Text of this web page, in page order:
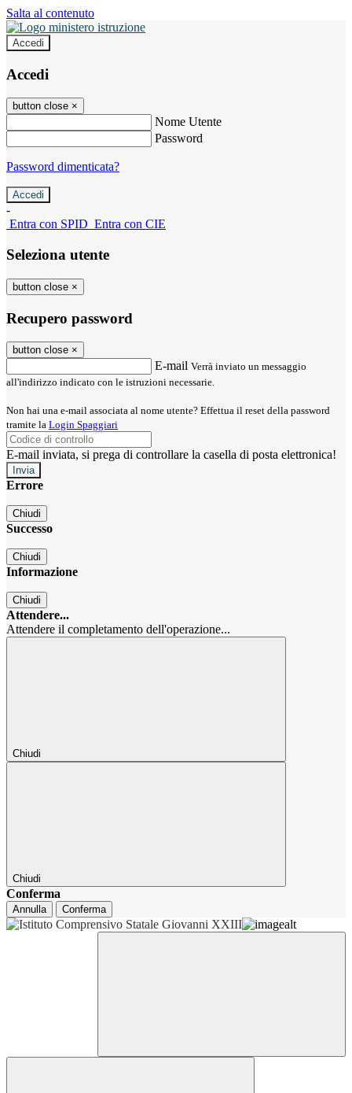
Salta al contenuto
Accedi
Accedi
button close ×
Nome Utente
Password
Password dimenticata?
-
Entra con SPID Entra con CIE
Seleziona utente
button close ×
Recupero password
button close ×
E-mail Verrà inviato un messaggio
all'indirizzo indicato con le istruzioni necessarie.
Non hai una e-mail associata al nome utente? Effettua il reset della password
tramite la Login Spaggiari
E-mail inviata, si prega di controllare la casella di posta elettronica!
Errore
Chiudi
Successo
Chiudi
Informazione
Chiudi
Attendere...
Attendere il completamento dell'operazione...
Chiudi
Chiudi
Conferma
Annulla Conferma